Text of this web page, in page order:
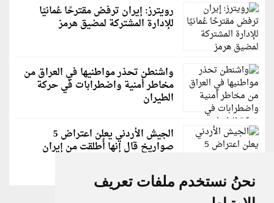
نحنُ نستخدم ملفات تعريف
رويترز: إيران ترفض مقترحًا عُمانيًا
للإدارة المشتركة لمضيق هرمز
واشنطن تحذر مواطنيها في العراق من
مخاطر أمنية واضطرابات في حركة
الطيران
الجيش الأردني يعلن اعتراض 5
صواريخ قال إنها أُطلقت من إيران